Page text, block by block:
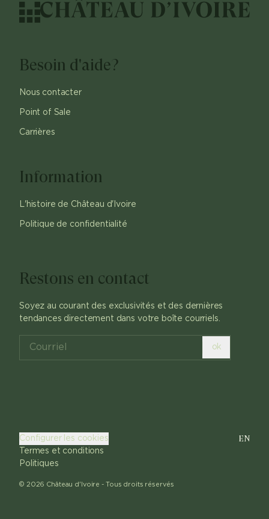
Besoin d'aide?
Nous contacter
Point of Sale
Carrières
Information
L'histoire de Château d'Ivoire
Politique de confidentialité
Restons en contact
Soyez au courant des exclusivités et des dernières
tendances directement dans votre boîte courriels.
ok
© 2026 Château d'Ivoire - Tous droits réservés
Configurer les cookies
Termes et conditions
Politiques
EN